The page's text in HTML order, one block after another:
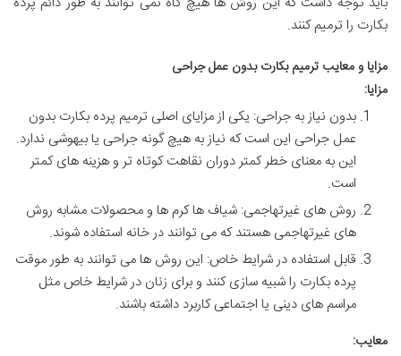
بکارت را ترمیم کنند.
مزایا و معایب ترمیم بکارت بدون عمل جراحی
مزایا:
بدون نیاز به جراحی: یکی از مزایای اصلی ترمیم پرده بکارت بدون
عمل جراحی این است که نیاز به هیچ گونه جراحی یا بیهوشی ندارد.
این به معنای خطر کمتر دوران نقاهت کوتاه تر و هزینه های کمتر
است.
روش های غیرتهاجمی: شیاف ها کرم ها و محصولات مشابه روش
های غیرتهاجمی هستند که می توانند در خانه استفاده شوند.
قابل استفاده در شرایط خاص: این روش ها می توانند به طور موقت
پرده بکارت را شبیه سازی کنند و برای زنان در شرایط خاص مثل
مراسم های دینی یا اجتماعی کاربرد داشته باشند.
معایب: